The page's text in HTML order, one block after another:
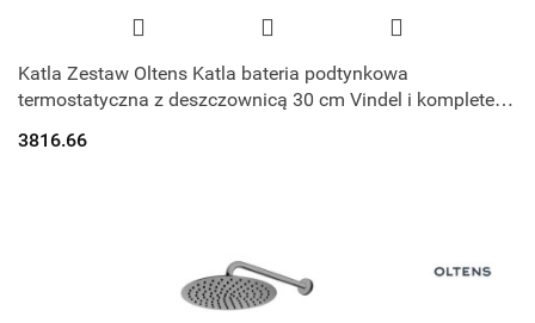
Katla Zestaw Oltens Katla bateria podtynkowa
termostatyczna z deszczownicą 30 cm Vindel i kompletem
3816.66